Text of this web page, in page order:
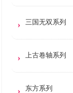
三国无双系列
上古卷轴系列
东方系列